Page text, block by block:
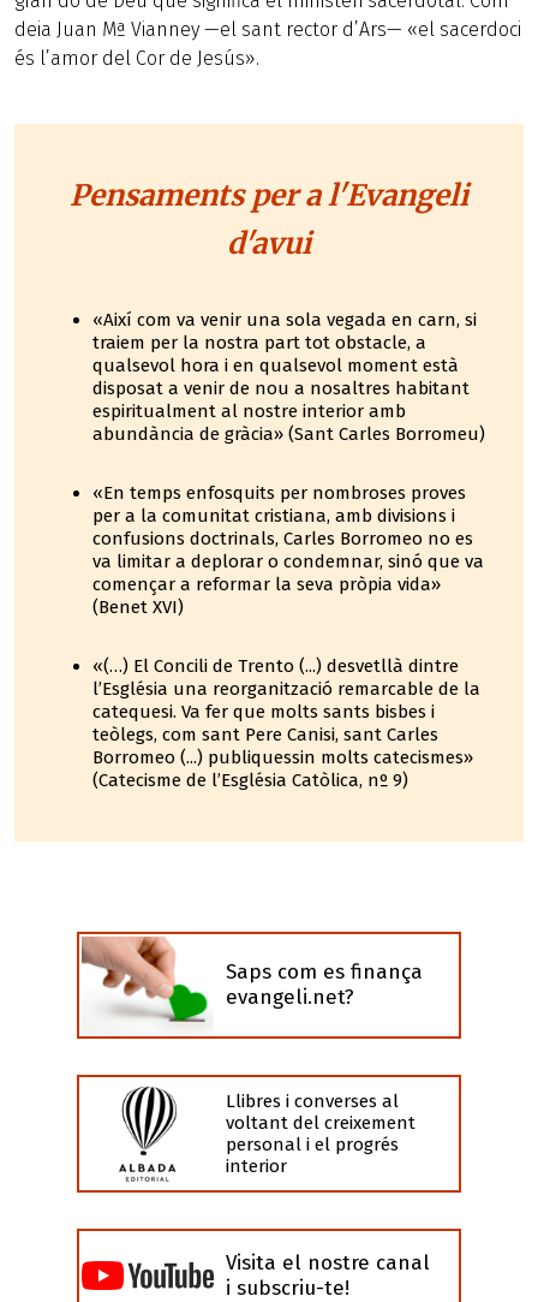
deia Juan Mª Vianney —el sant rector d’Ars— «el sacerdoci
és l’amor del Cor de Jesús».
Pensaments per a l'Evangeli
d'avui
«Així com va venir una sola vegada en carn, si
traiem per la nostra part tot obstacle, a
qualsevol hora i en qualsevol moment està
disposat a venir de nou a nosaltres habitant
espiritualment al nostre interior amb
abundància de gràcia» (Sant Carles Borromeu)
«En temps enfosquits per nombroses proves
per a la comunitat cristiana, amb divisions i
confusions doctrinals, Carles Borromeo no es
va limitar a deplorar o condemnar, sinó que va
començar a reformar la seva pròpia vida»
(Benet XVI)
«(…) El Concili de Trento (...) desvetllà dintre
l’Església una reorganització remarcable de la
catequesi. Va fer que molts sants bisbes i
teòlegs, com sant Pere Canisi, sant Carles
Borromeo (...) publiquessin molts catecismes»
(Catecisme de l’Església Catòlica, nº 9)
Saps com es finança
evangeli.net?
Llibres i converses al
voltant del creixement
personal i el progrés
interior
Visita el nostre canal
i subscriu-te!